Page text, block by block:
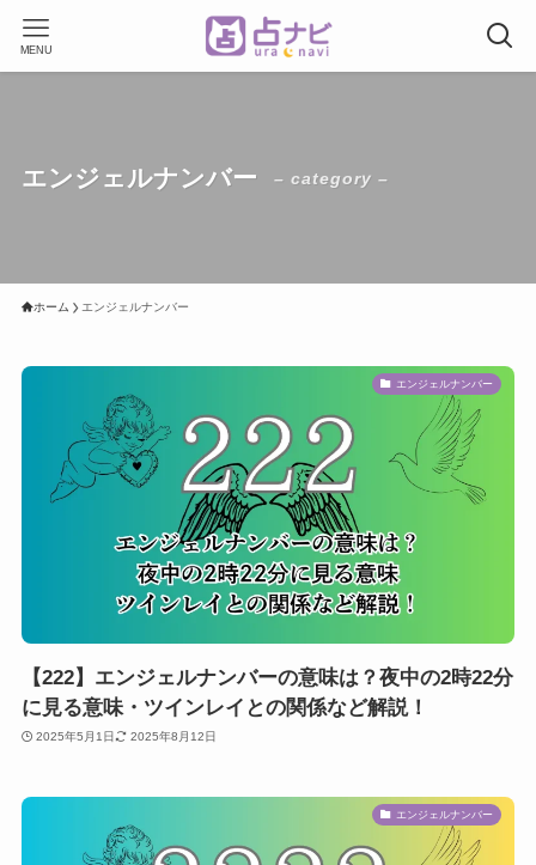
MENU
エンジェルナンバー – category –
ホーム エンジェルナンバー
エンジェルナンバー
【222】エンジェルナンバーの意味は？夜中の2時22分
に見る意味・ツインレイとの関係など解説！
2025年5月1日 2025年8月12日
エンジェルナンバー